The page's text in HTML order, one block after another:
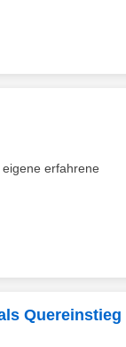
erfahrene
Quereinstieg